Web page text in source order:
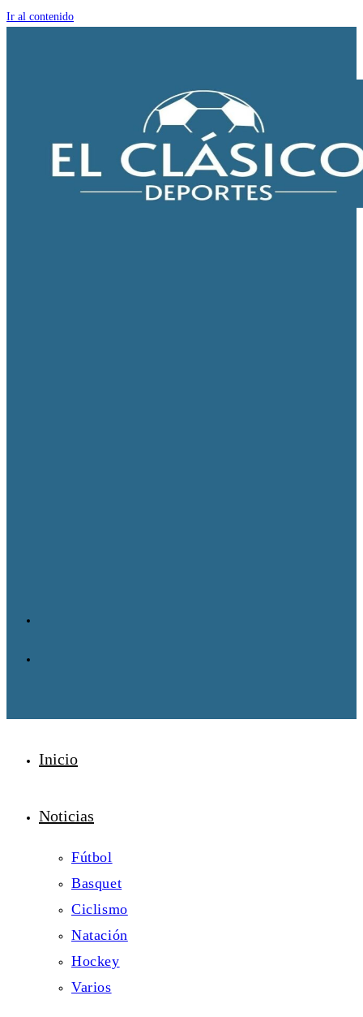
Ir al contenido
Inicio
Noticias
Fútbol
Basquet
Ciclismo
Natación
Hockey
Varios